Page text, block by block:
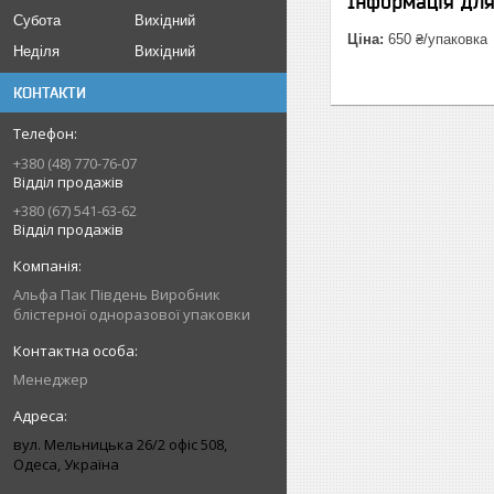
Субота
Вихідний
Неділя
Вихідний
КОНТАКТИ
+380 (48) 770-76-07
Відділ продажів
+380 (67) 541-63-62
Відділ продажів
Альфа Пак Південь Виробник
блістерної одноразової упаковки
Менеджер
вул. Мельницька 26/2 офіс 508,
Одеса, Україна
Ціна: 650 ₴/упаковка